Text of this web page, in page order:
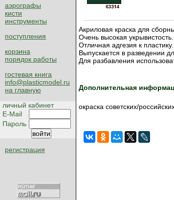
аэрографы
кисти
инструменты
поступления
корзина
порядок работы
гостевая книга
info@plasticmodel.ru
на главную
личный кабинет
E-Mail
Пароль
регистрация
Акриловая краска для
Очень высокая укрывистость.
Отличная адгезия к пластику.
Выпускается в разведении
Для разбавления
Дополнительная
окраска советских/